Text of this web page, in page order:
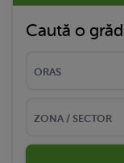
Caută o